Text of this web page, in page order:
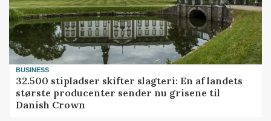
BUSINESS
32.500 stipladser skifter slagteri: En af landets
største producenter sender nu grisene til
Danish Crown